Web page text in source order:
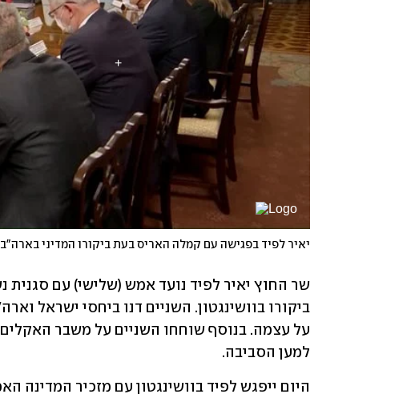
יאיר לפיד בפגישה עם קמלה האריס בעת ביקורו המדיני בארה"ב
למען הסביבה.